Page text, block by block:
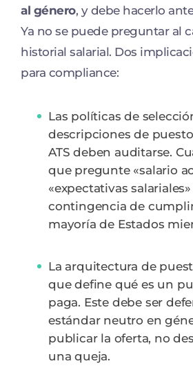
al género, y debe hacerlo
Ya no se puede preguntar al
historial salarial. Dos
para compliance:
Las políticas de
descripciones de
ATS deben auditarse.
que pregunte «salario
«expectativas
contingencia de
mayoría de Estados
La arquitectura de
que define qué es un
paga. Este debe ser
estándar neutro en
publicar la oferta, no
una queja.